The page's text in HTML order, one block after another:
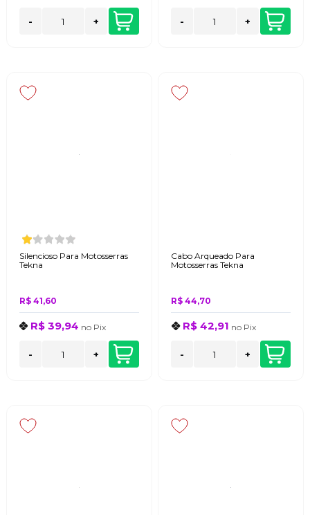
- + - +
Silencioso Para Motosserras
Tekna
R$ 41,60
R$ 39,94 no Pix
- +
Cabo Arqueado Para
Motosserras Tekna
R$ 44,70
R$ 42,91 no Pix
- +